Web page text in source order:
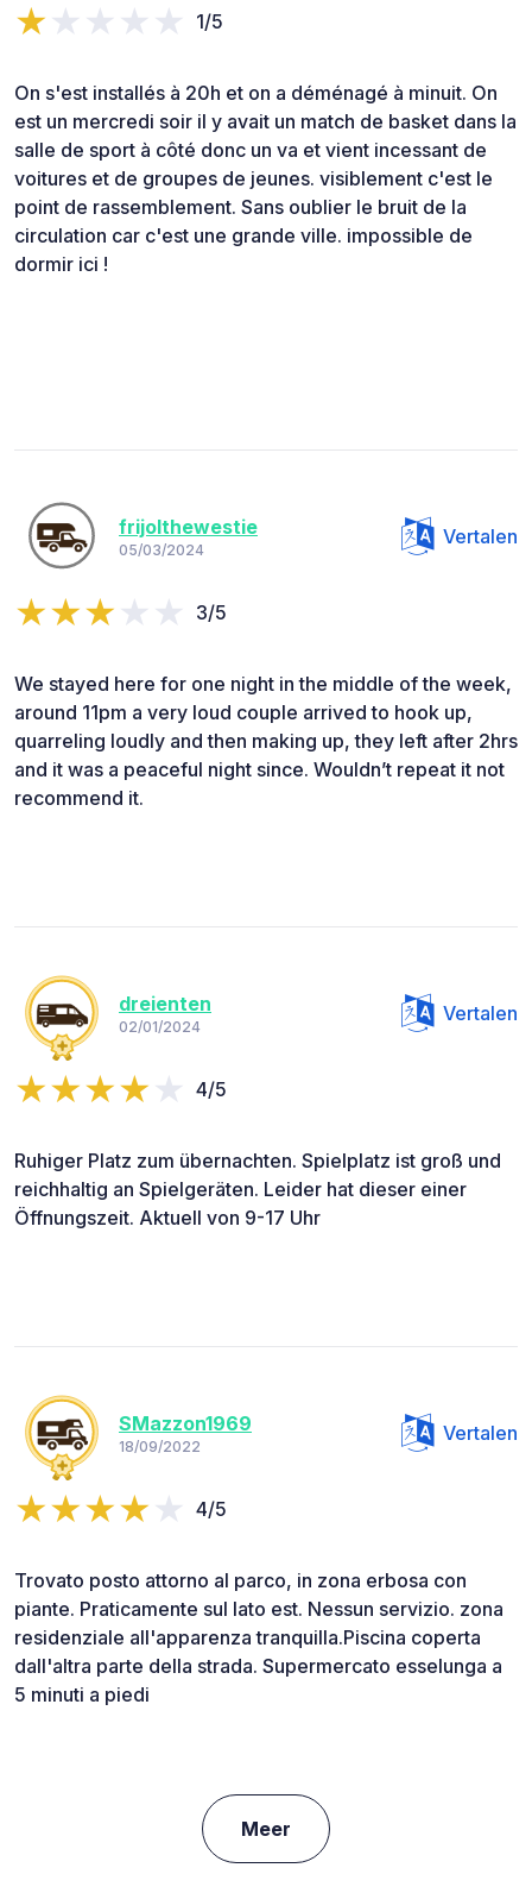
1/5
On s'est installés à 20h et on a déménagé à minuit. On
est un mercredi soir il y avait un match de basket dans la
salle de sport à côté donc un va et vient incessant de
voitures et de groupes de jeunes. visiblement c'est le
point de rassemblement. Sans oublier le bruit de la
circulation car c'est une grande ville. impossible de
dormir ici !
frijolthewestie
05/03/2024
Vertalen
3/5
We stayed here for one night in the middle of the week,
around 11pm a very loud couple arrived to hook up,
quarreling loudly and then making up, they left after 2hrs
and it was a peaceful night since. Wouldn’t repeat it not
recommend it.
dreienten
02/01/2024
Vertalen
4/5
Ruhiger Platz zum übernachten. Spielplatz ist groß und
reichhaltig an Spielgeräten. Leider hat dieser einer
Öffnungszeit. Aktuell von 9-17 Uhr
SMazzon1969
18/09/2022
Vertalen
4/5
Trovato posto attorno al parco, in zona erbosa con
piante. Praticamente sul lato est. Nessun servizio. zona
residenziale all'apparenza tranquilla.Piscina coperta
dall'altra parte della strada. Supermercato esselunga a
5 minuti a piedi
Meer